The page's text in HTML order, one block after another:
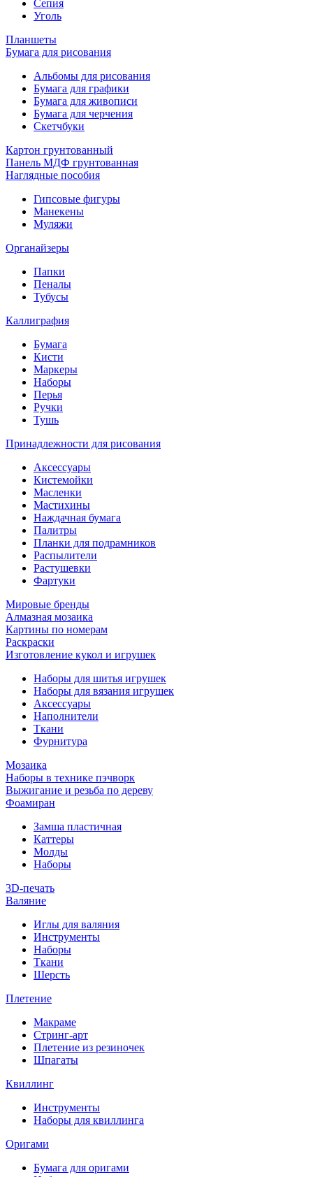
Сепия
Уголь
Планшеты
Бумага для рисования
Альбомы для рисования
Бумага для графики
Бумага для живописи
Бумага для черчения
Скетчбуки
Картон грунтованный
Панель МДФ грунтованная
Наглядные пособия
Гипсовые фигуры
Манекены
Муляжи
Органайзеры
Папки
Пеналы
Тубусы
Каллиграфия
Бумага
Кисти
Маркеры
Наборы
Перья
Ручки
Тушь
Принадлежности для рисования
Аксессуары
Кистемойки
Масленки
Мастихины
Наждачная бумага
Палитры
Планки для подрамников
Распылители
Растушевки
Фартуки
Мировые бренды
Алмазная мозаика
Картины по номерам
Раскраски
Изготовление кукол и игрушек
Наборы для шитья игрушек
Наборы для вязания игрушек
Аксессуары
Наполнители
Ткани
Фурнитура
Мозаика
Наборы в технике пэчворк
Выжигание и резьба по дереву
Фоамиран
Замша пластичная
Каттеры
Молды
Наборы
3D-печать
Валяние
Иглы для валяния
Инструменты
Наборы
Ткани
Шерсть
Плетение
Макраме
Стринг-арт
Плетение из резиночек
Шпагаты
Квиллинг
Инструменты
Наборы для квиллинга
Оригами
Бумага для оригами